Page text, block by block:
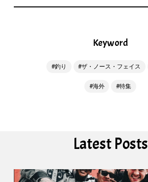
Keyword
釣り ザ・ノース・フェイス
海外 特集
Latest Posts